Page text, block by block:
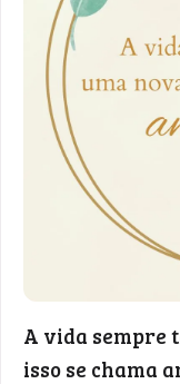
A vida sempre
isso se chama